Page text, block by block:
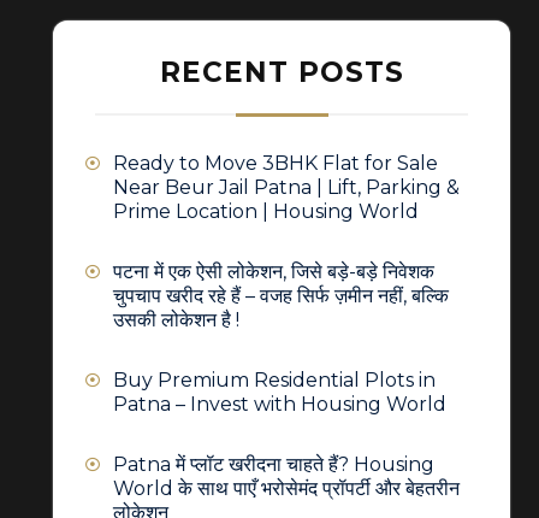
RECENT POSTS
Ready to Move 3BHK Flat for Sale
Near Beur Jail Patna | Lift, Parking &
Prime Location | Housing World
पटना में एक ऐसी लोकेशन, जिसे बड़े-बड़े निवेशक
चुपचाप खरीद रहे हैं – वजह सिर्फ ज़मीन नहीं, बल्कि
उसकी लोकेशन है !
Buy Premium Residential Plots in
Patna – Invest with Housing World
Patna में प्लॉट खरीदना चाहते हैं? Housing
World के साथ पाएँ भरोसेमंद प्रॉपर्टी और बेहतरीन
लोकेशन